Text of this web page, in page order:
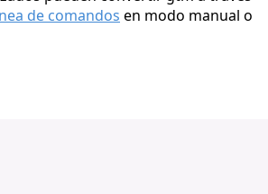
de comandos en modo manual o